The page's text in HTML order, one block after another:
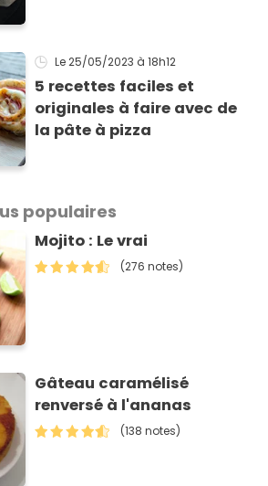
Le 25/05/2023 à 18h12
5 recettes faciles et
originales à faire avec de
la pâte à pizza
populaires
Mojito : Le vrai
(276 notes)
Gâteau caramélisé
renversé à l'ananas
(138 notes)